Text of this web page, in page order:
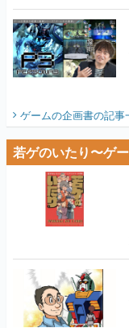
ゲームの企画書の記事
若ゲのいたり〜ゲ